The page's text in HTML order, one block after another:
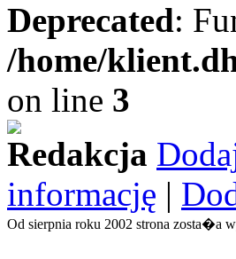
Deprecated:
/home/
on line 3
Redakcja
informację |
Od sierpnia roku 2002 strona zosta�a